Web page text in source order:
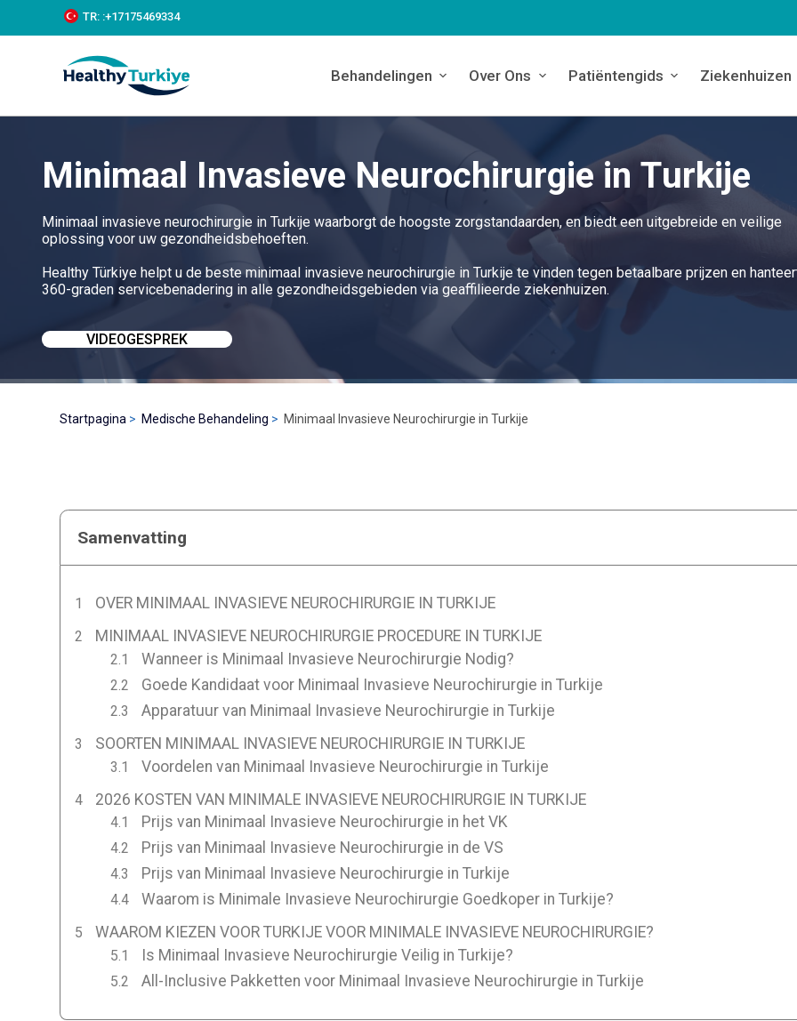
k
c
TR: :+‪17175469334‬
Behandelingen Over Ons Patiëntengids Ziekenhuizen
Minimaal Invasieve Neurochirurgie in Turkije
Minimaal invasieve neurochirurgie in Turkije waarborgt de hoogste zorgstandaarden, en biedt een uitgebreide en veilige
oplossing voor uw gezondheidsbehoeften.
Healthy Türkiye helpt u de beste minimaal invasieve neurochirurgie in Turkije te vinden tegen betaalbare prijzen en
360-graden servicebenadering in alle gezondheidsgebieden via geaffilieerde ziekenhuizen.
VIDEOGESPREK
Startpagina Medische Behandeling Minimaal Invasieve Neurochirurgie in Turkije
Samenvatting
OVER MINIMAAL INVASIEVE NEUROCHIRURGIE IN TURKIJE
MINIMAAL INVASIEVE NEUROCHIRURGIE PROCEDURE IN TURKIJE
Wanneer is Minimaal Invasieve Neurochirurgie Nodig?
Goede Kandidaat voor Minimaal Invasieve Neurochirurgie in Turkije
Apparatuur van Minimaal Invasieve Neurochirurgie in Turkije
SOORTEN MINIMAAL INVASIEVE NEUROCHIRURGIE IN TURKIJE
Voordelen van Minimaal Invasieve Neurochirurgie in Turkije
2026 KOSTEN VAN MINIMALE INVASIEVE NEUROCHIRURGIE IN TURKIJE
Prijs van Minimaal Invasieve Neurochirurgie in het VK
Prijs van Minimaal Invasieve Neurochirurgie in de VS
Prijs van Minimaal Invasieve Neurochirurgie in Turkije
Waarom is Minimale Invasieve Neurochirurgie Goedkoper in Turkije?
WAAROM KIEZEN VOOR TURKIJE VOOR MINIMALE INVASIEVE NEUROCHIRURGIE?
Is Minimaal Invasieve Neurochirurgie Veilig in Turkije?
All-Inclusive Pakketten voor Minimaal Invasieve Neurochirurgie in Turkije